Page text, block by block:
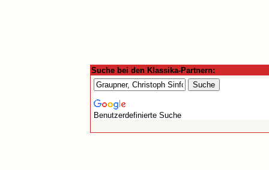
Suche bei den Klassika-Partnern:
Benutzerdefinierte Suche